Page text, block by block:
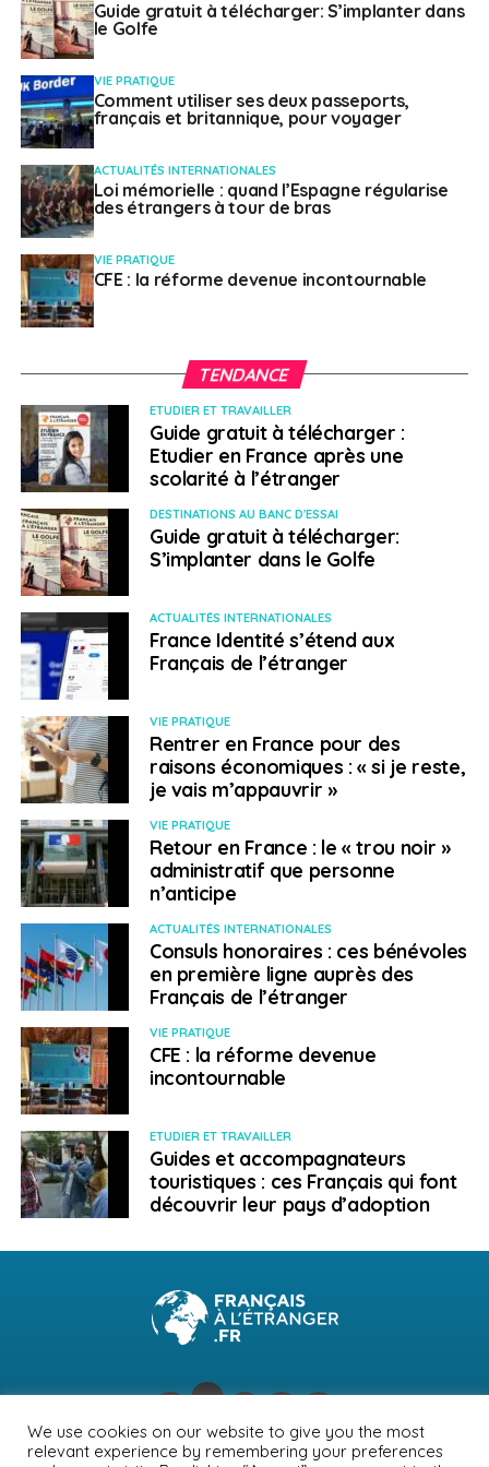
Webinaire de l’OCDE « Regards sur l’éducation »
sur l’EFP – 26 octobre (événement en ligne
uniquement –
27 octobre : événement organisé par les
associations européennes de prestataires d’EFP
(événement en personne –
inscription indispensable)
SUJETS ASSOCIÉS:
COMMISSION EUROPÉENNE
EDUCATION DES ADULTES
FEATURED
FORMATION PROFESSIONNELLE
La CCI France Belgique organise une rencontre
pour les acteurs de l’aéronautique
NE RATEZ PAS
La CCI France Suisse organise une rencontre
d’affaires dédiée au secteur de la construction
Weena Truscelli
Guide gratuit à télécharger: S’implanter dans
le Golfe
VIE PRATIQUE
Comment utiliser ses deux passeports,
français et britannique, pour voyager
ACTUALITÉS INTERNATIONALES
Loi mémorielle : quand l’Espagne régularise
des étrangers à tour de bras
VIE PRATIQUE
CFE : la réforme devenue incontournable
TENDANCE
ETUDIER ET TRAVAILLER
Guide gratuit à télécharger :
Etudier en France après une
scolarité à l’étranger
DESTINATIONS AU BANC D'ESSAI
Guide gratuit à télécharger:
S’implanter dans le Golfe
ACTUALITÉS INTERNATIONALES
France Identité s’étend aux
Français de l’étranger
VIE PRATIQUE
Rentrer en France pour des
raisons économiques : « si je reste,
je vais m’appauvrir »
VIE PRATIQUE
Retour en France : le « trou noir »
administratif que personne
n’anticipe
ACTUALITÉS INTERNATIONALES
Consuls honoraires : ces bénévoles
en première ligne auprès des
Français de l’étranger
VIE PRATIQUE
CFE : la réforme devenue
incontournable
ETUDIER ET TRAVAILLER
Guides et accompagnateurs
touristiques : ces Français qui font
découvrir leur pays d’adoption
We use cookies on our website to give you the most
relevant experience by remembering your preferences